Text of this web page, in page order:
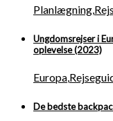
Planlægning
Ungdomsrejser i
oplevelse (2023)
Europa,
De bedste